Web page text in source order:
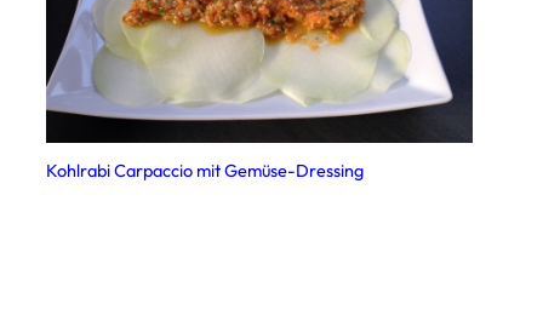
Kohlrabi Carpaccio mit Gemüse-Dressing